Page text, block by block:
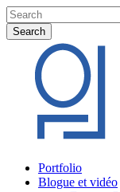
Skip
to
main
content
Search
Search
Menu
Portfolio
Blogue et vidéo